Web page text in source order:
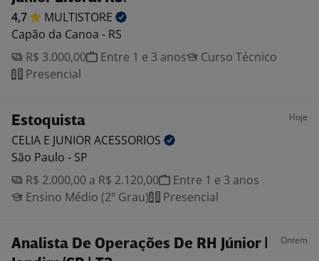
4,7
MULTISTORE
Capão da Canoa - RS
R$ 3.000,00
Entre 1 e 3 anos
Curso Técnico
Presencial
Estoquista Hoje
CELIA E JUNIORACESSORIOS
São Paulo - SP
R$ 2.000,00 a R$ 2.120,00
Entre 1 e 3 anos
Ensino Médio (2º Grau)
Presencial
Analista De Operações De RH Júnior |
Ontem